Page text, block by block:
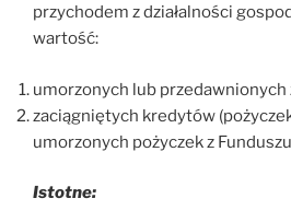
przychodem z działalności
wartość:
umorzonych lub przedawnionych
zaciągniętych kredytów
umorzonych pożyczek z
Istotne: